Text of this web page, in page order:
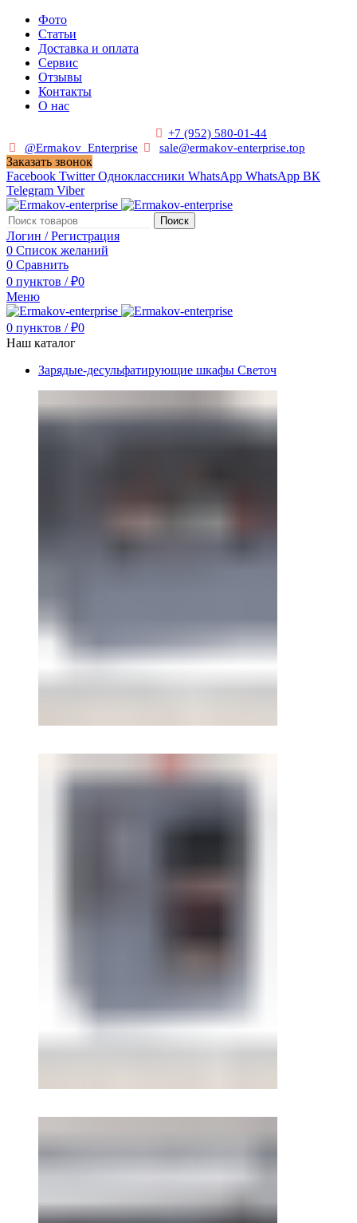
Фото
Статьи
Доставка и оплата
Сервис
Отзывы
Контакты
О нас
+7 (952) 580-01-44
@Ermakov_Enterprise
sale@ermakov-enterprise.top
Заказать звонок
Facebook Twitter Одноклассники WhatsApp WhatsApp ВК
Telegram Viber
Поиск
Логин / Регистрация
0 Список желаний
0 Сравнить
0 пунктов / ₽0
Меню
0 пунктов / ₽0
Наш каталог
Зарядые-десульфатирующие шкафы Светоч